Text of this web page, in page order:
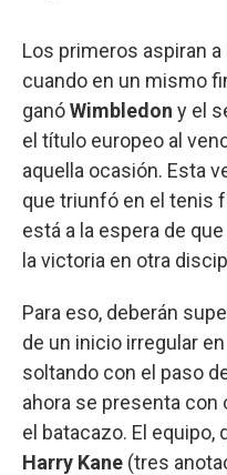
Los primeros aspiran
cuando en un mismo
ganóWimbledon y el
el título europeo al
aquella ocasión. Esta
que triunfó en el tenis
está a la espera de
la victoria en otra
Para eso, deberán
de un inicio irregular
soltando con el paso
ahora se presenta con
el batacazo. El equipo,
Harry Kane (tres